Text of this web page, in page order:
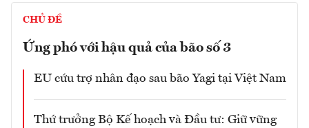
CHỦ ĐỀ
Ứng phó với hậu quả của bão số 3
EU cứu trợ nhân đạo sau bão Yagi tại Việt Nam
Thứ trưởng Bộ Kế hoạch và Đầu tư: Giữ vững